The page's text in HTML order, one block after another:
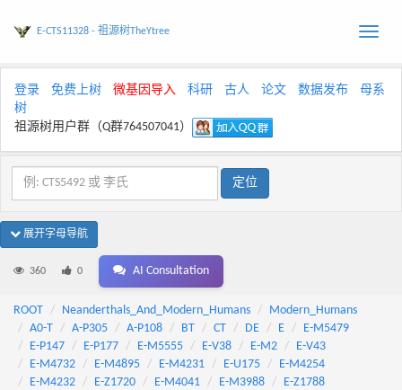
Toggle
E-CTS11328 - 祖源树TheYtree
登录 免费上树 微基因导入 科研 古人 论文 数据发布
母系
树
祖源树用户群（Q群764507041）
展开字母导航
360 0 AI Consultation
ROOT Neanderthals_And_Modern_Humans
Modern_Humans
A0-T
A-P305 A-P108 BT CT DE E
E-M5479
E-P147
E-P177 E-M5555 E-V38 E-M2
E-V43
E-M4732
E-M4895 E-M4231 E-U175
E-M4254
E-M4232
E-Z1720 E-M4041 E-M3988 E-Z1788